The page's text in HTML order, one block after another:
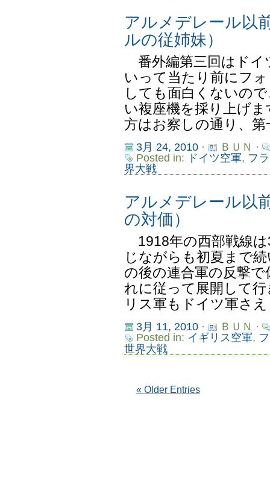
アルメデレール
ルの従姉妹）
番外編第三回はドイ
いって当たり前にフ
しても面白くないの
い複座機を採り上げ
方はお察しの通り、
3月 24, 2010·
ＢＵＮ ·
Posted in: ドイツ空軍, フ
界大戦
アルメデレール
の対価）
1918年の西部戦線は
じながらも初夏まで
の後の連合軍の反撃
れに従って展開して
リス軍もドイツ軍さ
3月 11, 2010·
ＢＵＮ ·
Posted in: イギリス空軍,
世界大戦
« Older Entries